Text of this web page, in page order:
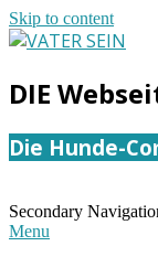
Skip to content
SEIN
DIE
Die Hunde-
Secondary
Menu